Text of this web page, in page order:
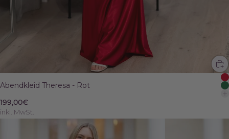
Abendkleid Theresa - Rot
199,00€
inkl. MwSt.